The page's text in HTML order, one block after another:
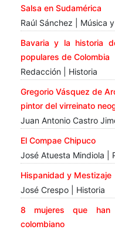
Salsa en Sudamérica
Raúl Sánchez | Música
Bavaria y la historia
populares de Colombia
Redacción | Historia
Gregorio Vásquez de
pintor del virreinato
Juan Antonio Castro
El Compae Chipuco
José Atuesta Mindiola |
Hispanidad y Mestizaje
José Crespo | Historia
8 mujeres que han
colombiano